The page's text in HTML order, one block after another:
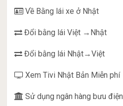
Về Bằng lái xe ở Nhật
Đổi bằng lái Việt →Nhật
Đổi bằng lái Nhật→Việt
Xem Tivi Nhật Bản Miễn phí
Sử dụng ngân hàng bưu điện